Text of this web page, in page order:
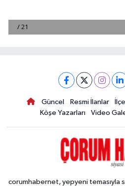
Güncel Resmi İlanlar
Köşe Yazarları
Video
corumhabernet, yepyeni temasıyla